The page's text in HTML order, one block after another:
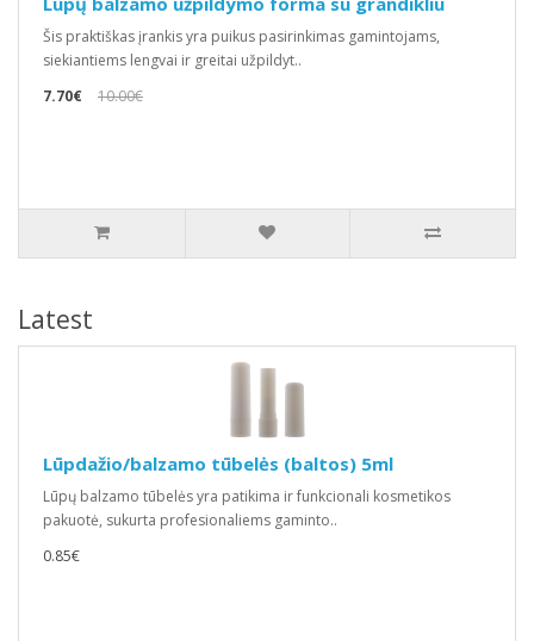
Šis praktiškas įrankis yra puikus pasirinkimas gamintojams,
siekiantiems lengvai ir greitai užpildyt..
7.70€
10.00€
Latest
Lūpdažio/balzamo tūbelės (baltos) 5ml
Lūpų balzamo tūbelės yra patikima ir funkcionali kosmetikos
pakuotė, sukurta profesionaliems gaminto..
0.85€